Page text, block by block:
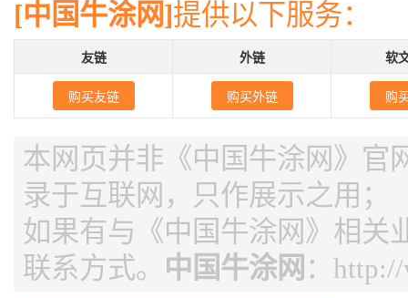
[中国牛涂网]提供以下服务：
友链 外链 软
购买友链 购买外链 购
本网页并非《中国牛涂网》官
录于互联网，只作展示之用；
如果有与《中国牛涂网》相关
联系方式。 中国牛涂网 ： http://